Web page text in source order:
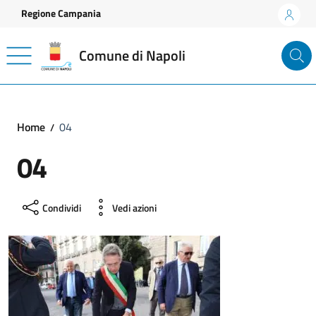
Vai ai contenuti
Vai al footer
Regione Campania
Comune di Napoli
Home 04
04
Condividi Vedi azioni